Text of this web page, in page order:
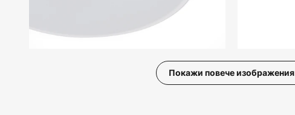
Покажи повече изображения